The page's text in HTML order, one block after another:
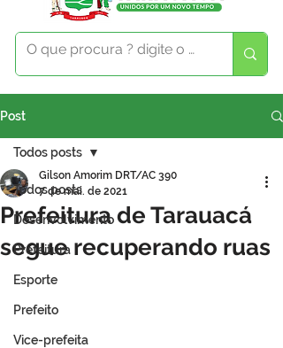
Post
Todos posts
Desenvolvimento
Prefeitura
Esporte
Prefeito
Vice-prefeita
Todos posts
Prefeitura de Tarauacá
segue recuperando ruas
Gilson Amorim DRT/AC 390
7 de mai. de 2021